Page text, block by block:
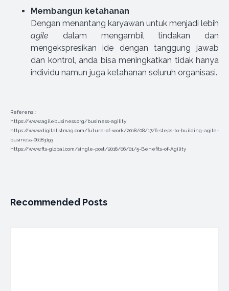
Membangun ketahanan
Dengan menantang karyawan untuk menjadi lebih
agile dalam mengambil tindakan dan
mengekspresikan ide dengan tanggung jawab
dan kontrol, anda bisa meningkatkan tidak hanya
individu namun juga ketahanan seluruh organisasi.
Referensi:
https://www.agilebusiness.org/business-agility
https://www.digitalistmag.com/future-of-work/2018/08/17/6-steps-to-building-agile-
business-06183193
https://www.fts-global.com/single-post/2016/06/01/5-Benefits-of-Agility
Recommended Posts